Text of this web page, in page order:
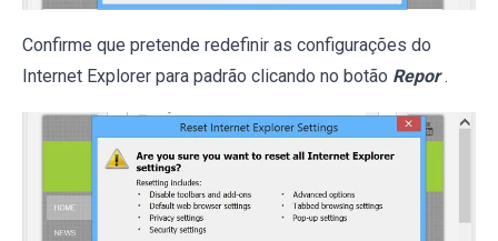
Confirme que pretende redefinir as configurações do
Internet Explorer para padrão clicando no botão Repor .